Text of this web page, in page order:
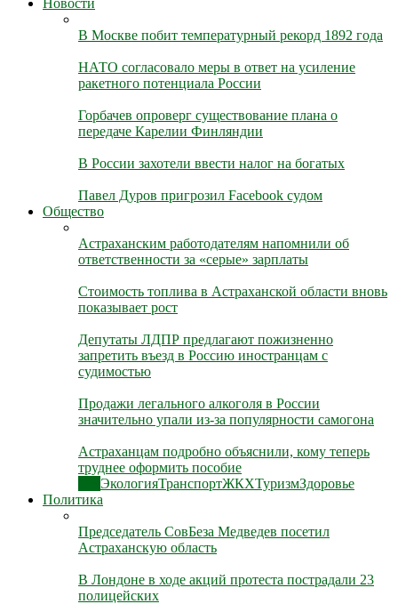
Новости
В Москве побит температурный рекорд 1892 года
НАТО согласовало меры в ответ на усиление
ракетного потенциала России
Горбачев опроверг существование плана о
передаче Карелии Финляндии
В России захотели ввести налог на богатых
Павел Дуров пригрозил Facebook судом
Общество
Астраханским работодателям напомнили об
ответственности за «серые» зарплаты
Стоимость топлива в Астраханской области вновь
показывает рост
Депутаты ЛДПР предлагают пожизненно
запретить въезд в Россию иностранцам с
судимостью
Продажи легального алкоголя в России
значительно упали из-за популярности самогона
Астраханцам подробно объяснили, кому теперь
труднее оформить пособие
ЭкологияТранспортЖКХТуризмЗдоровье
Политика
Председатель СовБеза Медведев посетил
Астраханскую область
В Лондоне в ходе акций протеста пострадали 23
полицейских